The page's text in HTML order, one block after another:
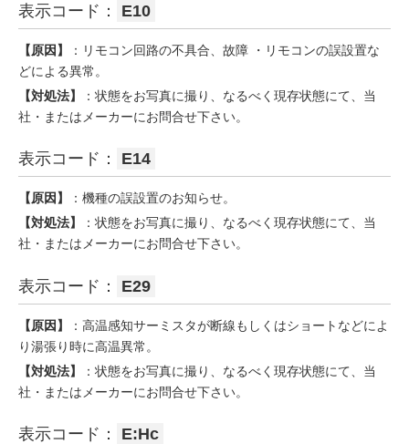
表示コード： E10
【原因】
：リモコン回路の不具合、故障 ・リモコンの誤設置な
どによる異常。
【対処法】
：状態をお写真に撮り、なるべく現存状態にて、当
社・またはメーカーにお問合せ下さい。
表示コード： E14
【原因】
：機種の誤設置のお知らせ。
【対処法】
：状態をお写真に撮り、なるべく現存状態にて、当
社・またはメーカーにお問合せ下さい。
表示コード： E29
【原因】
：高温感知サーミスタが断線もしくはショートなどによ
り湯張り時に高温異常。
【対処法】
：状態をお写真に撮り、なるべく現存状態にて、当
社・またはメーカーにお問合せ下さい。
表示コード： E:Hc